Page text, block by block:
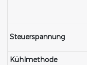
Steuerspannung
Kühlmethode